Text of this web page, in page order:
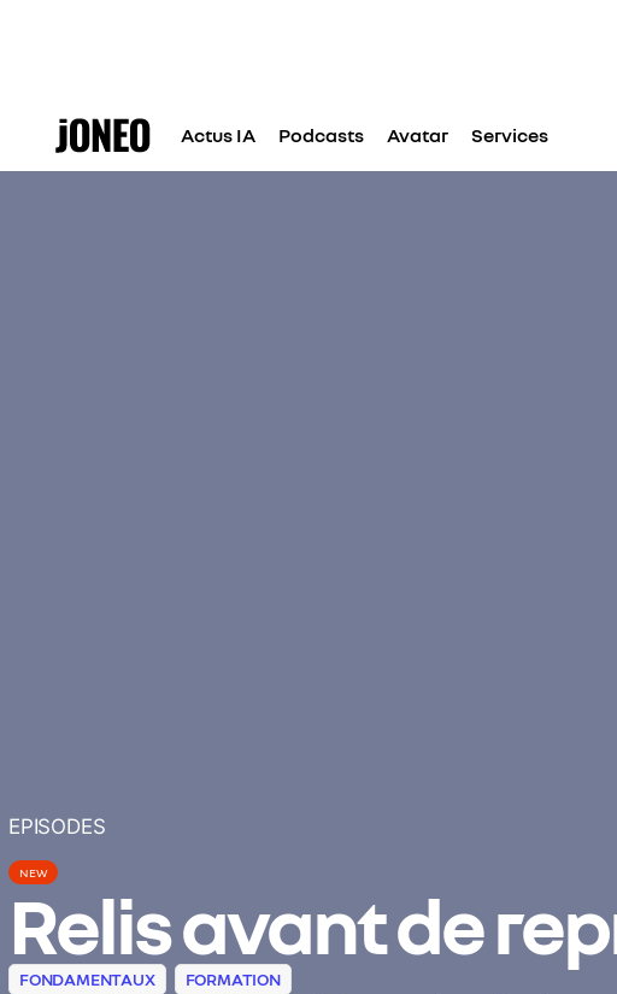
Actus IA Podcasts Avatar Services
EPISODES
NEW
Relis avant de
FONDAMENTAUX FORMATION